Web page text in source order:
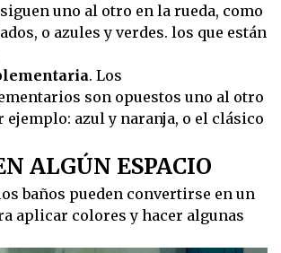
uno al otro en la rueda, como
o azules y verdes. los que están
. Los
son opuestos uno al otro
ejemplo: azul y naranja, o el clásico
ALGÚN ESPACIO
baños pueden convertirse en un
aplicar colores y hacer algunas